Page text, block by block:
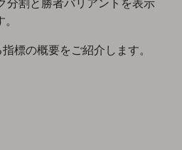
分割と勝者バリアントを表示
標の概要をご紹介します。